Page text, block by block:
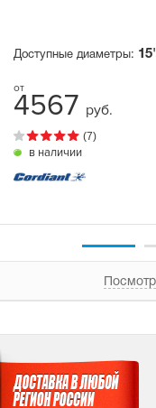
Доступные диаметры:
4567 руб.
(7)
в наличии